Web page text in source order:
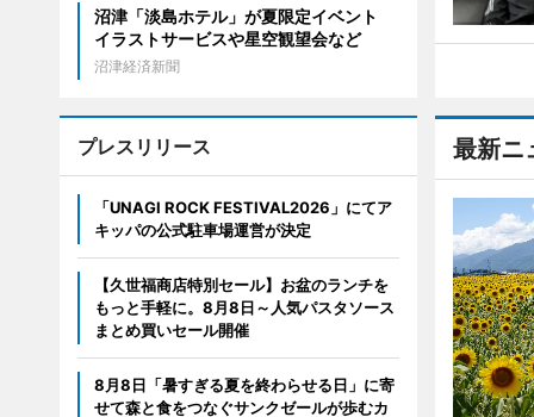
最新ニ
沼津「淡島ホテル」が夏限定イベント
イラストサービスや星空観望会など
沼津経済新聞
プレスリリース
「UNAGI ROCK FESTIVAL2026」にてア
キッパの公式駐車場運営が決定
【久世福商店特別セール】お盆のランチを
もっと手軽に。8月8日～人気パスタソース
まとめ買いセール開催
8月8日「暑すぎる夏を終わらせる日」に寄
せて森と食をつなぐサンクゼールが歩むカ